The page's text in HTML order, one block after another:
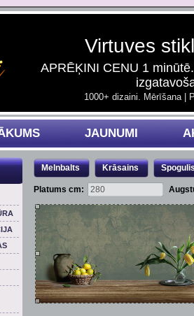
Virtuves
APRĒĶINI CENU 1
1000+ dizaini. Mērīšana |
JAUNUMI
Melnbalts Krāsains
Platums cm: